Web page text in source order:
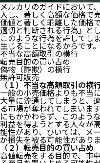
メルカリのガイドにおいて
入し、著しく高額な価格で
価値と著しく乖離した価格
適切と判断される行為」と
このような行為を許してし
生じることになるからです。
不当な高額取引の横行
転売目的の買い占め
偽物（詐欺）の横行
無許可販売
（１）不当な高額取引の横
一般の小売価格よりも不当
大量に流通してしまうと、
る市場が奪われてしまいま
にもかかわらず、このよう
利益を得ようとする人々が
能性があり、ひいては、メ
が損失を被る可能性がありま
（２）転売目的の買い占め
高値転売をする目的で、市